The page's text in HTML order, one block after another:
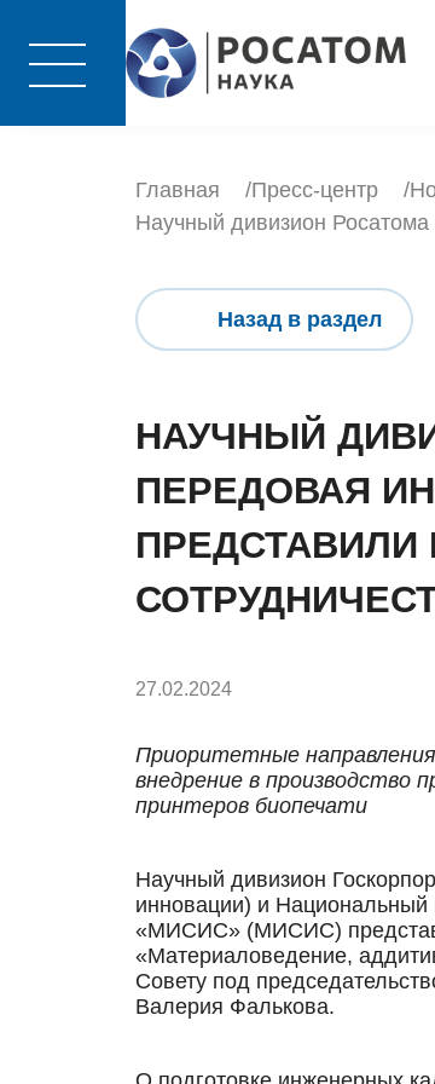
Главная Пресс-центр
Научный дивизион
Назад в раздел
НАУЧНЫЙ
ПЕРЕДОВАЯ
ПРЕДСТАВИЛИ
27.02.2024
Приоритетные
внедрение в производство
принтеров биопечати
Научный дивизион
инновации) и Национальный
«МИСИС» (МИСИС)
«Материаловедение,
Совету под
Валерия Фалькова.